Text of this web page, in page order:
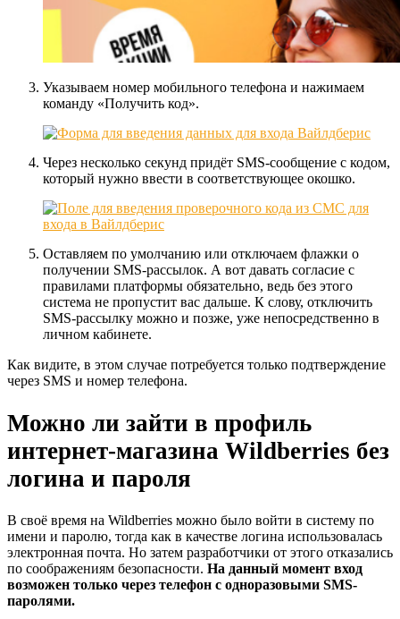
Указываем номер мобильного телефона и нажимаем
команду «Получить код».
Через несколько секунд придёт SMS-сообщение с кодом,
который нужно ввести в соответствующее окошко.
Оставляем по умолчанию или отключаем флажки о
получении SMS-рассылок. А вот давать согласие с
правилами платформы обязательно, ведь без этого
система не пропустит вас дальше. К слову, отключить
SMS-рассылку можно и позже, уже непосредственно в
личном кабинете.
Как видите, в этом случае потребуется только подтверждение
через SMS и номер телефона.
Можно ли зайти в профиль
интернет-магазина Wildberries без
логина и пароля
В своё время на Wildberries можно было войти в систему по
имени и паролю, тогда как в качестве логина использовалась
электронная почта. Но затем разработчики от этого отказались
по соображениям безопасности. На данный момент вход
возможен только через телефон с одноразовыми SMS-
паролями.